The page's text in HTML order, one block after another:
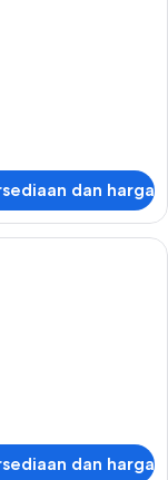
dan harga
dan harga